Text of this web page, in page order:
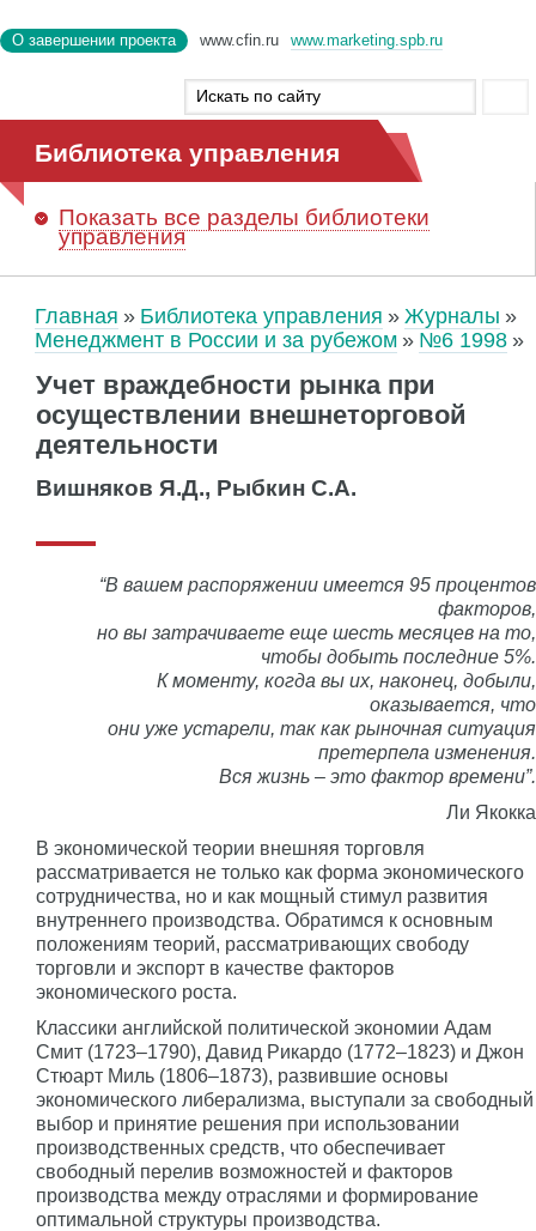
О завершении проекта www.cfin.ru www.marketing.spb.ru
Библиотека управления
Показать все разделы библиотеки
управления
Главная Библиотека управления
Журналы
Менеджмент в России и за рубежом
№6 1998
Учет враждебности рынка при
осуществлении внешнеторговой
деятельности
Вишняков Я.Д., Рыбкин С.А.
“В вашем распоряжении имеется 95 процентов
факторов,
но вы затрачиваете еще шесть месяцев на то,
чтобы добыть последние 5%.
К моменту, когда вы их, наконец, добыли,
оказывается, что
они уже устарели, так как рыночная ситуация
претерпела изменения.
Вся жизнь – это фактор времени”.
Ли Якокка
В экономической теории внешняя торговля
рассматривается не только как форма экономического
сотрудничества, но и как мощный стимул развития
внутреннего производства. Обратимся к основным
положениям теорий, рассматривающих свободу
торговли и экспорт в качестве факторов
экономического роста.
Классики английской политической экономии Адам
Смит (1723–1790), Давид Рикардо (1772–1823) и Джон
Стюарт Миль (1806–1873), развившие основы
экономического либерализма, выступали за свободный
выбор и принятие решения при использовании
производственных средств, что обеспечивает
свободный перелив возможностей и факторов
производства между отраслями и формирование
оптимальной структуры производства.